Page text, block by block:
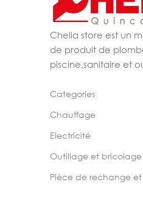
Chelia store est un
de produit de
piscine,sanitaire et
Categories
Chauffage
Electricité
Outillage et bricolage
Pièce de rechange